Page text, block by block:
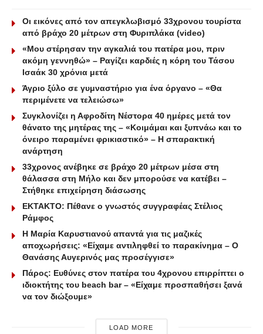
Οι εικόνες από τον απεγκλωβισμό 33χρονου τουρίστα
από βράχο 20 μέτρων στη Φυριπλάκα (video)
«Μου στέρησαν την αγκαλιά του πατέρα μου, πριν
ακόμη γεννηθώ» – Ραγίζει καρδιές η κόρη του Τάσου
Ισαάκ 30 χρόνια μετά
Άγριο ξύλο σε γυμναστήριο για ένα όργανο – «Θα
περιμένετε να τελειώσω»
Συγκλονίζει η Αφροδίτη Νέστορα 40 ημέρες μετά τον
θάνατο της μητέρας της – «Κοιμάμαι και ξυπνάω και το
όνειρο παραμένει φρικιαστικό» – Η σπαρακτική
ανάρτηση
33χρονος ανέβηκε σε βράχο 20 μέτρων μέσα στη
θάλασσα στη Μήλο και δεν μπορούσε να κατέβει –
Στήθηκε επιχείρηση διάσωσης
ΕΚΤΑΚΤΟ: Πέθανε ο γνωστός συγγραφέας Στέλιος
Ράμφος
Η Μαρία Καρυστιανού απαντά για τις μαζικές
αποχωρήσεις: «Είχαμε αντιληφθεί το παρακίνημα – Ο
Θανάσης Αυγερινός μας προσέγγισε»
Πάρος: Ευθύνες στον πατέρα του 4χρονου επιρρίπτει ο
ιδιοκτήτης του beach bar – «Είχαμε προσπαθήσει ξανά
να τον διώξουμε»
LOAD MORE